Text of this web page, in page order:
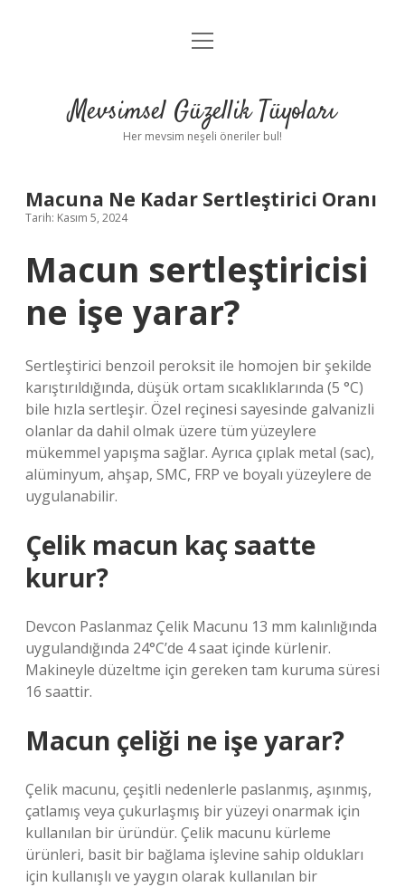
Anasayfa
Yasal Uyarı
menüyü
Mevsimsel Güzellik Tüyoları
Her mevsim neşeli öneriler bul!
Macuna Ne Kadar Sertleştirici Oranı
Tarih: Kasım 5, 2024
Macun sertleştiricisi
ne işe yarar?
Sertleştirici benzoil peroksit ile homojen bir şekilde
karıştırıldığında, düşük ortam sıcaklıklarında (5 °C)
bile hızla sertleşir. Özel reçinesi sayesinde galvanizli
olanlar da dahil olmak üzere tüm yüzeylere
mükemmel yapışma sağlar. Ayrıca çıplak metal (sac),
alüminyum, ahşap, SMC, FRP ve boyalı yüzeylere de
uygulanabilir.
Çelik macun kaç saatte
kurur?
Devcon Paslanmaz Çelik Macunu 13 mm kalınlığında
uygulandığında 24°C’de 4 saat içinde kürlenir.
Makineyle düzeltme için gereken tam kuruma süresi
16 saattir.
Macun çeliği ne işe yarar?
Çelik macunu, çeşitli nedenlerle paslanmış, aşınmış,
çatlamış veya çukurlaşmış bir yüzeyi onarmak için
kullanılan bir üründür. Çelik macunu kürleme
ürünleri, basit bir bağlama işlevine sahip oldukları
için kullanışlı ve yaygın olarak kullanılan bir